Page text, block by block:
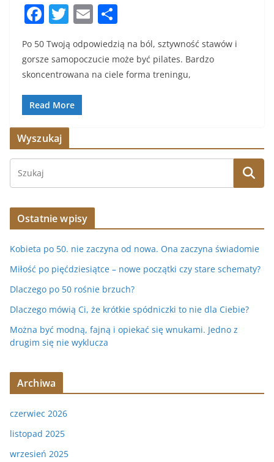
F
c
e
b
o
o
k
T
w
itt
er
E
m
ai
l
h
ar
e
Po 50 Twoją odpowiedzią na ból, sztywność stawów i
gorsze samopoczucie może być pilates. Bardzo
skoncentrowana na ciele forma treningu,
Read More
Wyszukaj
Ostatnie wpisy
Kobieta po 50. nie zaczyna od nowa. Ona zaczyna świadomie
Miłość po pięćdziesiątce – nowe początki czy stare schematy?
Dlaczego po 50 rośnie brzuch?
Dlaczego mówią Ci, że krótkie spódniczki to nie dla Ciebie?
Można być modną, fajną i opiekać się wnukami. Jedno z
drugim się nie wyklucza
Archiwa
czerwiec 2026
listopad 2025
wrzesień 2025